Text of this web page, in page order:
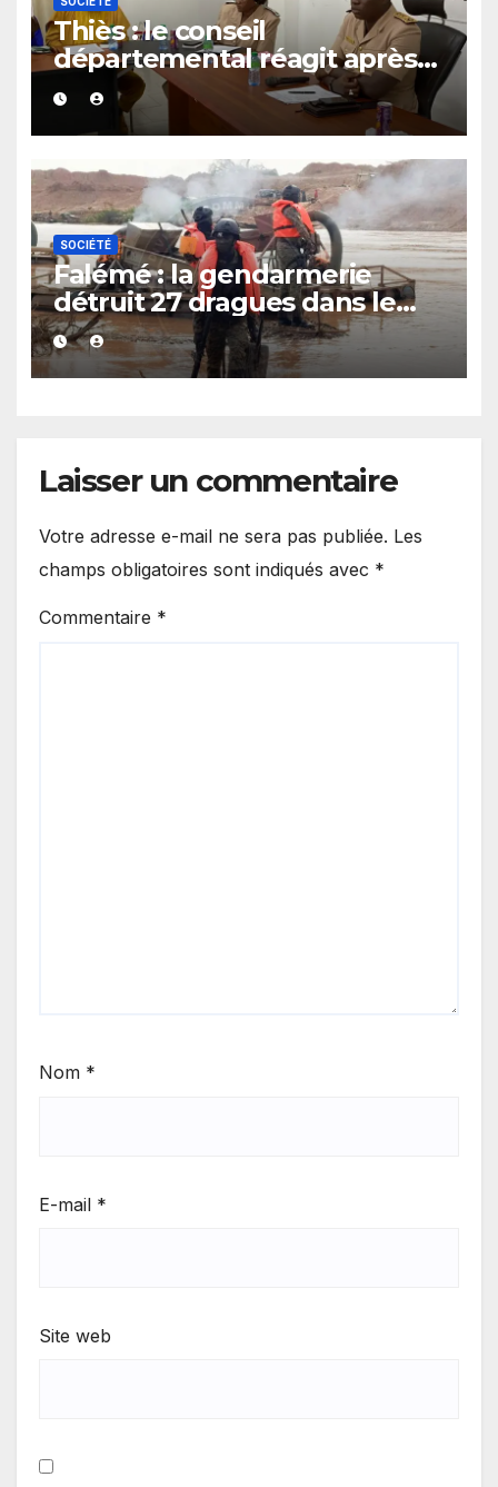
Thiès : le conseil
départemental réagit après
le rappel à l’ordre du
gouverneur
SOCIÉTÉ
Falémé : la gendarmerie
détruit 27 dragues dans le
cadre de la lutte contre
l’exploitation illégale
Laisser un commentaire
Votre adresse e-mail ne sera pas publiée. Les
champs obligatoires sont indiqués avec *
Commentaire *
Nom *
E-mail *
Site web